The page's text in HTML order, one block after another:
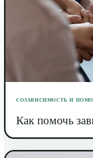
СОЗАВИСИМОСТЬ И
Как помочь